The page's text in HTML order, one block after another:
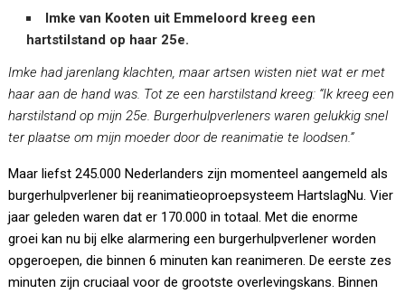
Imke van Kooten uit Emmeloord kreeg een
hartstilstand op haar 25e.
Imke had jarenlang klachten, maar artsen wisten niet wat er met
haar aan de hand was. Tot ze een harstilstand kreeg: “Ik kreeg een
harstilstand op mijn 25e. Burgerhulpverleners waren gelukkig snel
ter plaatse om mijn moeder door de reanimatie te loodsen.”
Maar liefst 245.000 Nederlanders zijn momenteel aangemeld als
burgerhulpverlener bij reanimatieoproepsysteem HartslagNu. Vier
jaar geleden waren dat er 170.000 in totaal. Met die enorme
groei kan nu bij elke alarmering een burgerhulpverlener worden
opgeroepen, die binnen 6 minuten kan reanimeren. De eerste zes
minuten zijn cruciaal voor de grootste overlevingskans. Binnen